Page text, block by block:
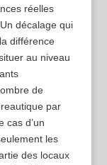
réelles
décalage qui
différence
au niveau
de
par
cas d’un
les
des locaux